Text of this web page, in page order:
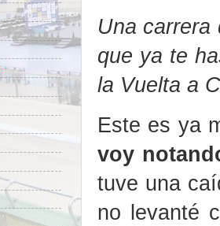
Una
que ya te
la Vuelta a
Este es ya
voy
tuve una
no levanté